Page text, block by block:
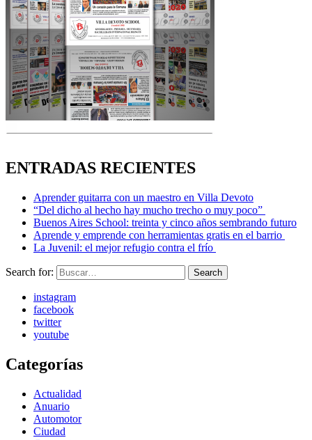
ENTRADAS RECIENTES
Aprender guitarra con un maestro en Villa Devoto
“Del dicho al hecho hay mucho trecho o muy poco”
Buenos Aires School: treinta y cinco años sembrando futuro
Aprende y emprende con herramientas gratis en el barrio
La Juvenil: el mejor refugio contra el frío
Search for: Search
instagram
facebook
twitter
youtube
Categorías
Actualidad
Anuario
Automotor
Ciudad